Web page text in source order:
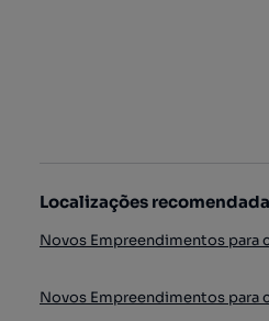
Localizações
Novos Empreendimentos para
Novos Empreendimentos para